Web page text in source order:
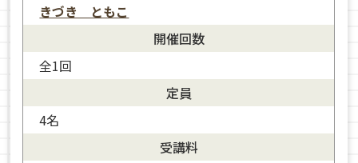
きづき ともこ
開催回数
全1回
定員
4名
受講料